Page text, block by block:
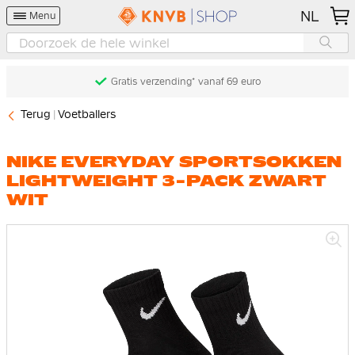
Menu NL
Gratis verzending* vanaf 69 euro
Terug Voetballers
NIKE EVERYDAY SPORTSOKKEN
LIGHTWEIGHT 3-PACK ZWART
WIT